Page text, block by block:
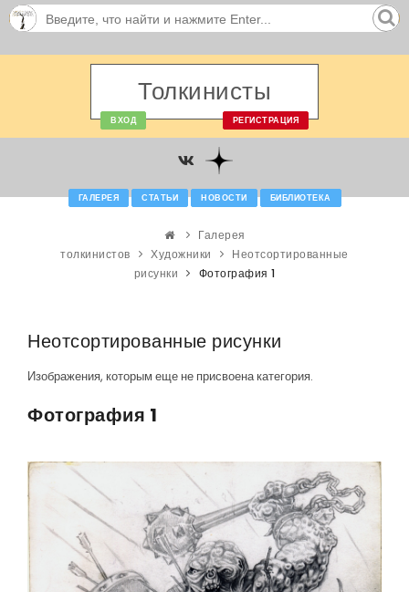
Толкинисты
ВХОД РЕГИСТРАЦИЯ
ГАЛЕРЕЯ СТАТЬИ НОВОСТИ БИБЛИОТЕКА
Галерея
толкинистов
Художники
Неотсортированные
рисунки
Фотография 1
Неотсортированные рисунки
Изображения, которым еще не присвоена категория.
Фотография 1